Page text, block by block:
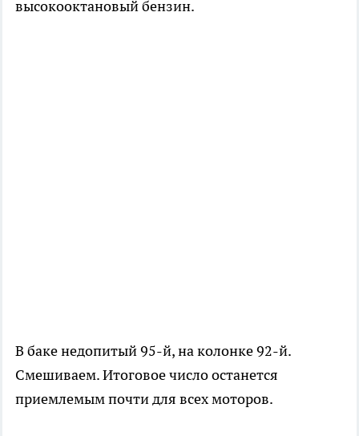
высокооктановый бензин.
В баке недопитый 95-й, на колонке 92-й.
Смешиваем. Итоговое число останется
приемлемым почти для всех моторов.